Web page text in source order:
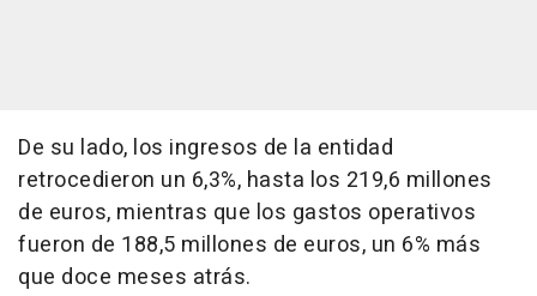
De su lado, los ingresos de la entidad
retrocedieron un 6,3%, hasta los 219,6 millones
de euros, mientras que los gastos operativos
fueron de 188,5 millones de euros, un 6% más
que doce meses atrás.